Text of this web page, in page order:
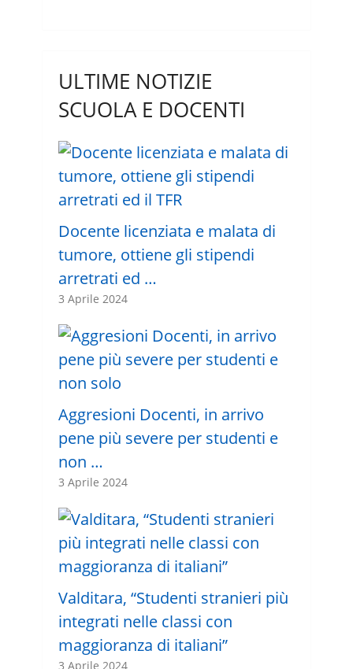
ULTIME NOTIZIE
SCUOLA E DOCENTI
Docente licenziata e malata di
tumore, ottiene gli stipendi
arretrati ed …
3 Aprile 2024
Aggresioni Docenti, in arrivo
pene più severe per studenti e
non …
3 Aprile 2024
Valditara, “Studenti stranieri più
integrati nelle classi con
maggioranza di italiani”
3 Aprile 2024